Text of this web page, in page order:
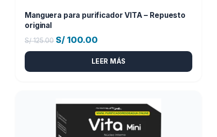
Manguera para purificador VITA – Repuesto
original
S/125.00 El
precio
S/ 100.00
precio
actual
LEER MÁS